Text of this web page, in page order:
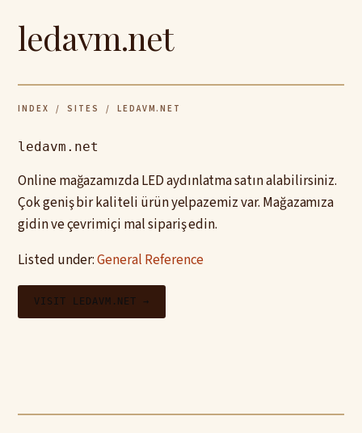
ledavm.net
INDEX / SITES / LEDAVM.NET
ledavm.net
Online mağazamızda LED aydınlatma satın alabilirsiniz.
Çok geniş bir kaliteli ürün yelpazemiz var. Mağazamıza
gidin ve çevrimiçi mal sipariş edin.
Listed under:General Reference
VISIT LEDAVM.NET →